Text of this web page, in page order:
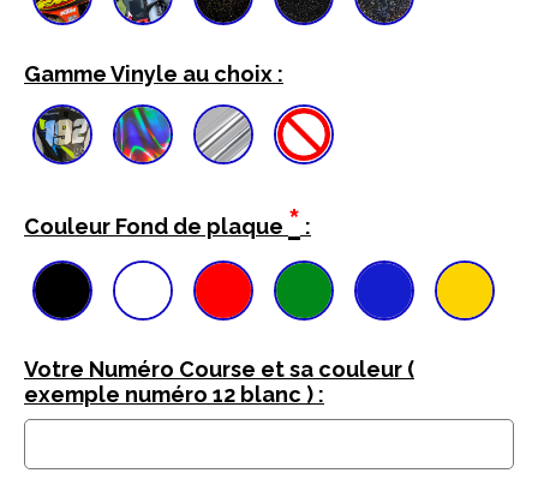
Gamme Vinyle au choix :
Couleur Fond de plaque * :
Votre Numéro Course et sa couleur (
exemple numéro 12 blanc ) :